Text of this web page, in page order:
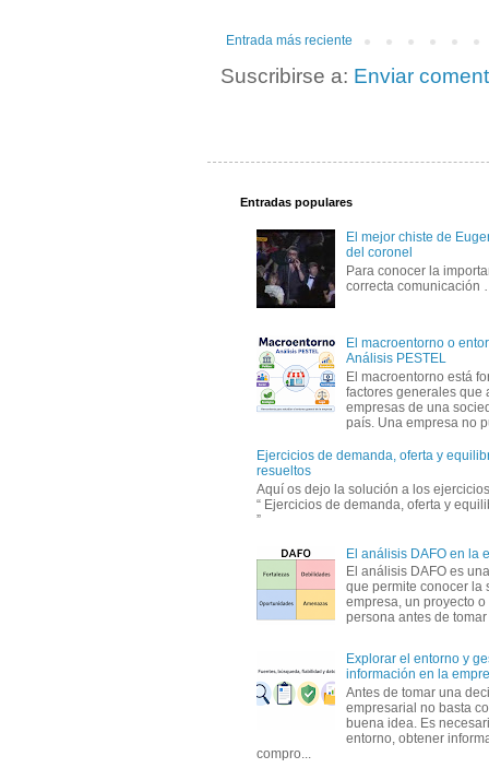
Entrada más reciente
Suscribirse a: Enviar
Entradas populares
El mejor chiste de
del coronel
Para conocer la
correcta
El macroentorno o
Análisis PESTEL
El macroentorno está
factores generales que
empresas de una
país. Una empresa no
Ejercicios de demanda, oferta y
resueltos
Aquí os dejo la solución a los
“ Ejercicios de demanda, oferta y
”
El análisis DAFO en la
El análisis DAFO es
que permite conocer la
empresa, un proyecto
persona antes de
Explorar el entorno y
información en la
Antes de tomar una
empresarial no basta
buena idea. Es
entorno, obtener
compro...